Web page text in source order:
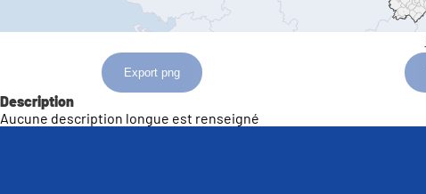
Export png
Description
Aucune description longue est renseigné